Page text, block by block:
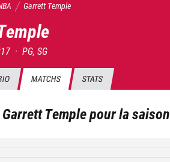
NBA Garrett Temple
17 · PG, SG
MATCHS STATS
Garrett Templepour la saison